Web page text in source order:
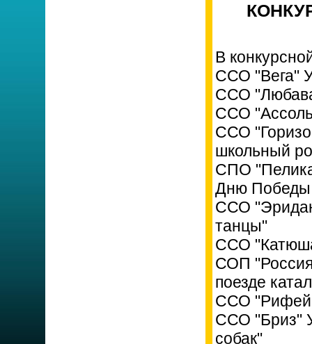
В
ССО "Вега"
ССО
ССО
ССО
школьный
СПО
Дню Победы
ССО
танцы"
ССО
СОП
поезде
ССО
ССО "Бриз"
собак"